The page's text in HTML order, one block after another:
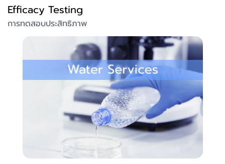
Efficacy Testing
การทดสอบประสิทธิภาพ